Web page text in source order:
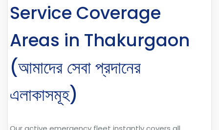
Service Coverage
Areas in Thakurgaon
(আমাদের সেবা প্রদানের
এলাকাসমূহ)